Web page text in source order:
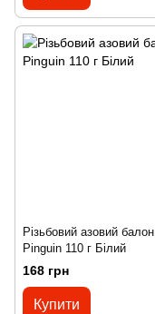
Різьбовий азовий балон
Pinguin 110 г Білий
168 грн
Купити